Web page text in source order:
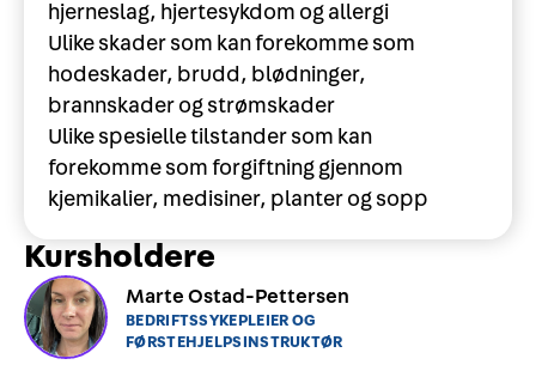
hjerneslag, hjertesykdom og allergi
Ulike skader som kan forekomme som
hodeskader, brudd, blødninger,
brannskader og strømskader
Ulike spesielle tilstander som kan
forekomme som forgiftning gjennom
kjemikalier, medisiner, planter og sopp
Kursholdere
Marte Ostad-Pettersen
BEDRIFTSSYKEPLEIER OG
FØRSTEHJELPSINSTRUKTØR